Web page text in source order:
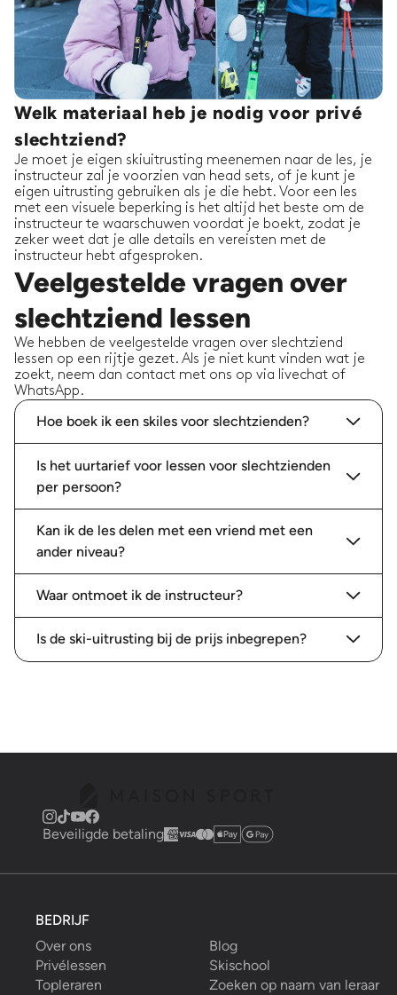
Welk materiaal heb je nodig voor privé
slechtziend?
Je moet je eigen skiuitrusting meenemen naar de les, je
instructeur zal je voorzien van head sets, of je kunt je
eigen uitrusting gebruiken als je die hebt. Voor een les
met een visuele beperking is het altijd het beste om de
instructeur te waarschuwen voordat je boekt, zodat je
zeker weet dat je alle details en vereisten met de
instructeur hebt afgesproken.
Veelgestelde vragen over
slechtziend lessen
We hebben de veelgestelde vragen over slechtziend
lessen op een rijtje gezet. Als je niet kunt vinden wat je
zoekt, neem dan contact met ons op via livechat of
WhatsApp.
Hoe boek ik een skiles voor slechtzienden?
Is het uurtarief voor lessen voor slechtzienden
per persoon?
Kan ik de les delen met een vriend met een
ander niveau?
Waar ontmoet ik de instructeur?
Is de ski-uitrusting bij de prijs inbegrepen?
Beveiligde betaling
BEDRIJF
Over ons
Blog
Privélessen
Skischool
Topleraren
Zoeken op naam van leraar